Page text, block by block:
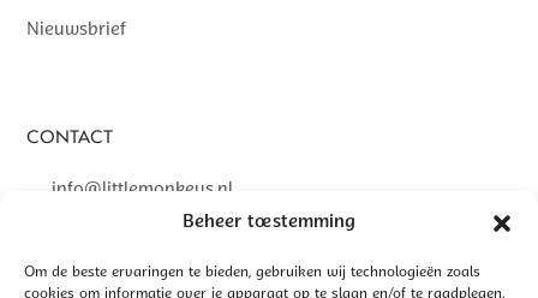
Beheer toestemming
Om de beste ervaringen te bieden, gebruiken wij technologieën zoals
cookies om informatie over je apparaat op te slaan en/of te raadplegen.
Nieuwsbrief
CONTACT
info@littlemonkeys.nl